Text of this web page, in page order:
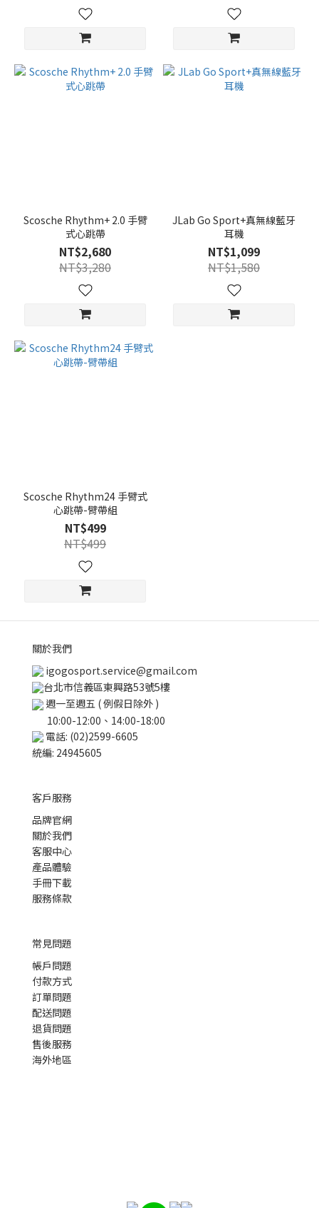
Scosche Rhythm+ 2.0 手臂
式心跳帶
NT$2,680
NT$3,280
JLab Go Sport+真無線藍牙
耳機
NT$1,099
NT$1,580
Scosche Rhythm24 手臂式
心跳帶-臂帶組
NT$499
NT$499
關於我們
igogosport.service@gmail.com
台北市信義區東興路53號5樓
週一至週五 ( 例假日除外 )
10:00-12:00、14:00-18:00
電話: (02)2599-6605
統編: 24945605
客戶服務
品牌官網
關於我們
客服中心
產品體驗
手冊下載
服務條款
常見問題
帳戶問題
付款方式
訂單問題
配送問題
退貨問題
售後服務
海外地區